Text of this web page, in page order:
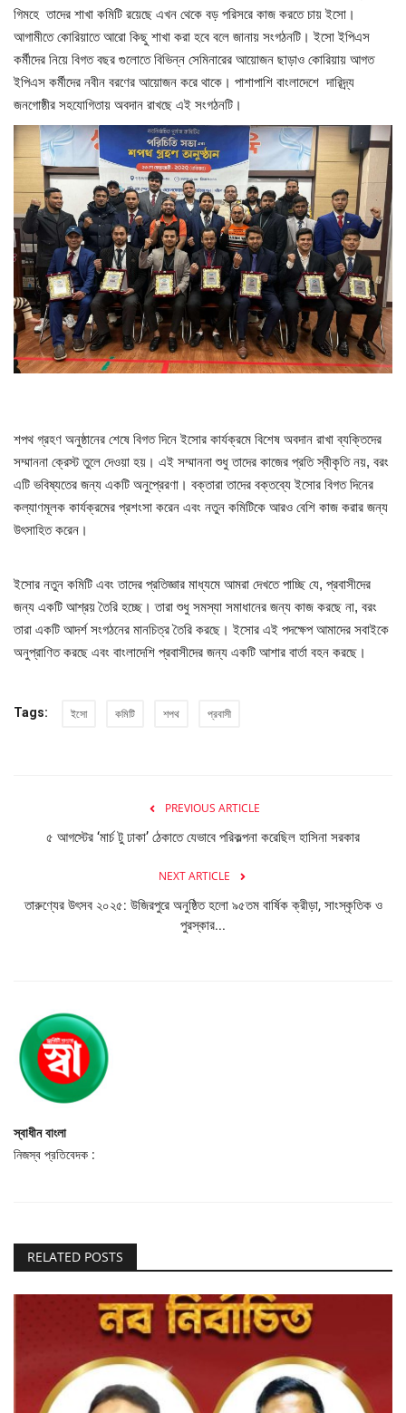
গিমহে তাদের শাখা কমিটি রয়েছে এখন থেকে বড় পরিসরে কাজ করতে চায় ইসো।
আগামীতে কোরিয়াতে আরো কিছু শাখা করা হবে বলে জানায় সংগঠনটি। ইসো ইপিএস
কর্মীদের নিয়ে বিগত বছর গুলোতে বিভিন্ন সেমিনারের আয়োজন ছাড়াও কোরিয়ায় আগত
ইপিএস কর্মীদের নবীন বরণের আয়োজন করে থাকে। পাশাপাশি বাংলাদেশে দারিদ্র্য
জনগোষ্ঠীর সহযোগিতায় অবদান রাখছে এই সংগঠনটি।
শপথ গ্রহণ অনুষ্ঠানের শেষে বিগত দিনে ইসোর কার্যক্রমে বিশেষ অবদান রাখা ব্যক্তিদের
সম্মাননা ক্রেস্ট তুলে দেওয়া হয়। এই সম্মাননা শুধু তাদের কাজের প্রতি স্বীকৃতি নয়, বরং
এটি ভবিষ্যতের জন্য একটি অনুপ্রেরণা। বক্তারা তাদের বক্তব্যে ইসোর বিগত দিনের
কল্যাণমূলক কার্যক্রমের প্রশংসা করেন এবং নতুন কমিটিকে আরও বেশি কাজ করার জন্য
উৎসাহিত করেন।
ইসোর নতুন কমিটি এবং তাদের প্রতিজ্ঞার মাধ্যমে আমরা দেখতে পাচ্ছি যে, প্রবাসীদের
জন্য একটি আশ্রয় তৈরি হচ্ছে। তারা শুধু সমস্যা সমাধানের জন্য কাজ করছে না, বরং
তারা একটি আদর্শ সংগঠনের মানচিত্র তৈরি করছে। ইসোর এই পদক্ষেপ আমাদের সবাইকে
অনুপ্রাণিত করছে এবং বাংলাদেশি প্রবাসীদের জন্য একটি আশার বার্তা বহন করছে।
Tags: ইসো কমিটি শপথ প্রবাসী
PREVIOUS ARTICLE
৫ আগস্টের ‘মার্চ টু ঢাকা’ ঠেকাতে যেভাবে পরিকল্পনা করেছিল হাসিনা সরকার
NEXT ARTICLE
তারুণ্যের উৎসব ২০২৫: উজিরপুরে অনুষ্ঠিত হলো ৯৫তম বার্ষিক ক্রীড়া, সাংস্কৃতিক ও
পুরস্কার...
স্বাধীন বাংলা
নিজস্ব প্রতিবেদক :
RELATED POSTS